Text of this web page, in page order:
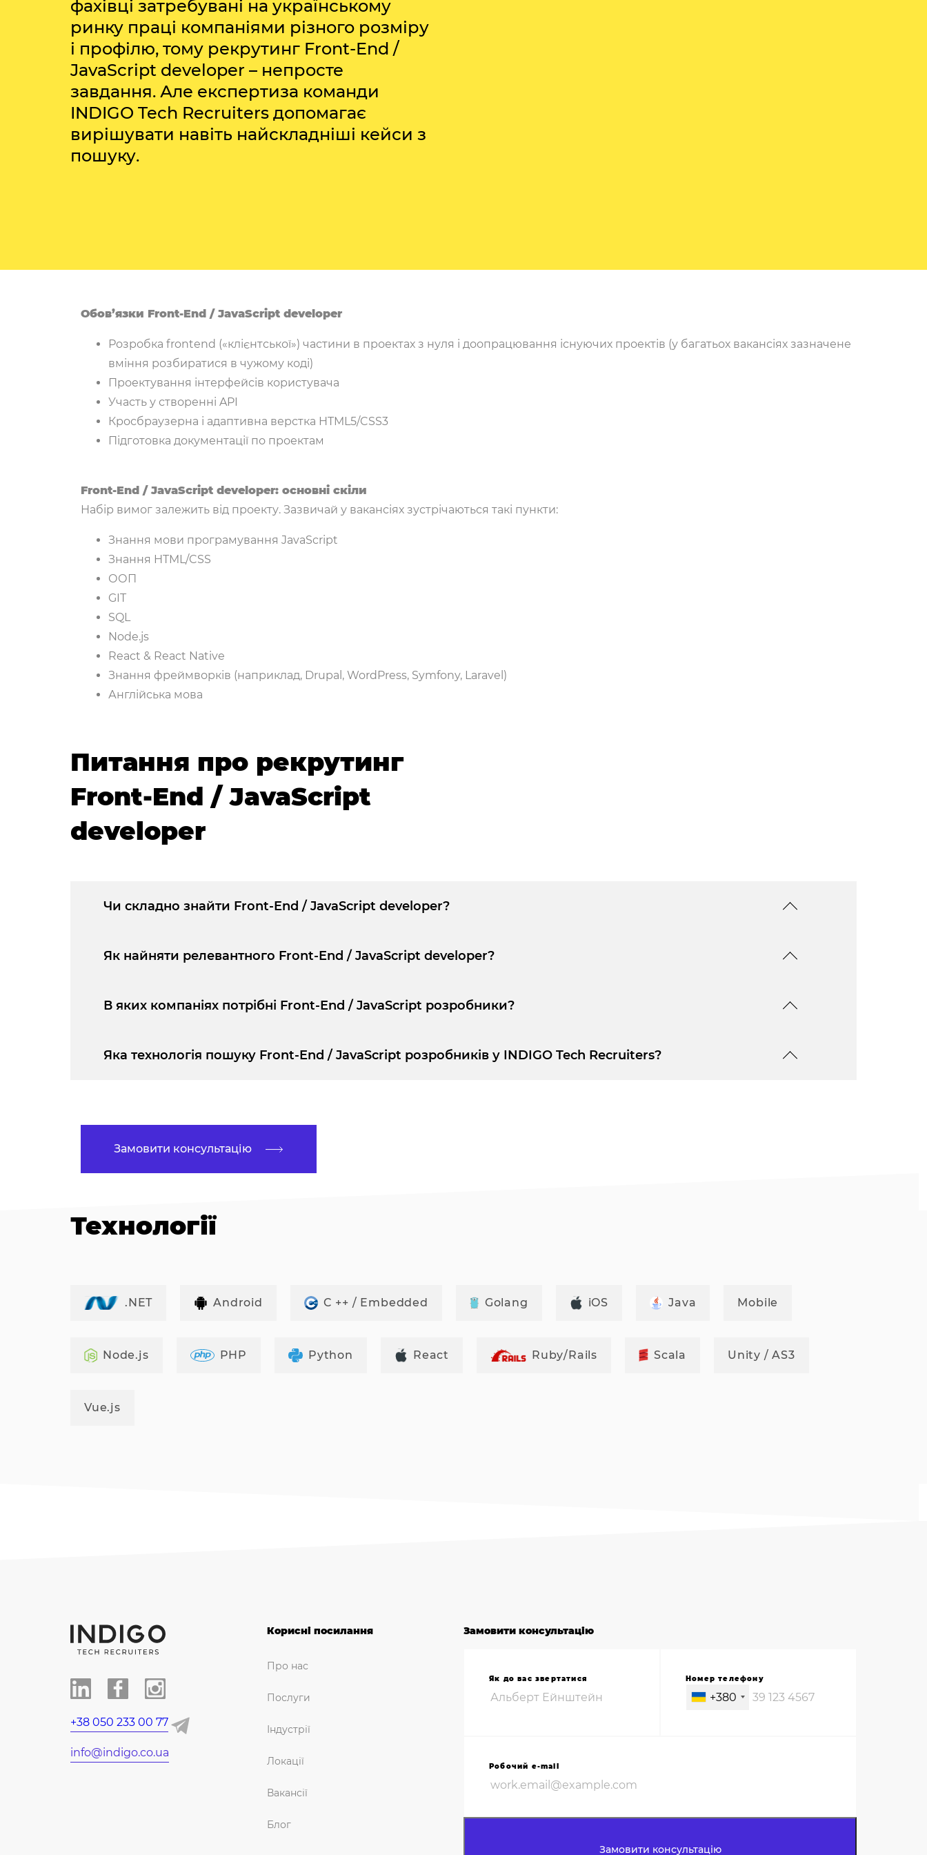
фахівці затребувані на українському
ринку праці компаніями різного розміру
і профілю, тому рекрутинг Front-End /
JavaScript developer – непросте
завдання. Але експертиза команди
INDIGO Tech Recruiters допомагає
вирішувати навіть найскладніші кейси з
пошуку.
Обов’язки Front-End / JavaScript developer
Розробка frontend («клієнтської») частини в проектах з нуля і доопрацювання існуючих проектів (у багатьох вакансіях зазначене
вміння розбиратися в чужому коді)
Проектування інтерфейсів користувача
Участь у створенні API
Кросбраузерна і адаптивна верстка HTML5/CSS3
Підготовка документації по проектам
Front-End / JavaScript developer: основні скіли
Набір вимог залежить від проекту. Зазвичай у вакансіях зустрічаються такі пункти:
Знання мови програмування JavaScript
Знання HTML/CSS
ООП
GIT
SQL
Node.js
React & React Native
Знання фреймворків (наприклад, Drupal, WordPress, Symfony, Laravel)
Англійська мова
Питання про рекрутинг
Front-End / JavaScript
developer
Чи складно знайти Front-End / JavaScript developer?
Як найняти релевантного Front-End / JavaScript developer?
В яких компаніях потрібні Front-End / JavaScript розробники?
Яка технологія пошуку Front-End / JavaScript розробників у INDIGO Tech Recruiters?
Замовити консультацію
Технології
.NET Android C ++ / Embedded Golang iOS Java Mobile
Node.js PHP Python React Ruby/Rails Scala Unity / AS3
Vue.js
+38 050 233 00 77
info@indigo.co.ua
Корисні посилання
Про нас
Послуги
Індустрії
Локації
Вакансії
Блог
Замовити консультацію
Як до вас звертатися Номер телефону
+380
Робочий e-mail